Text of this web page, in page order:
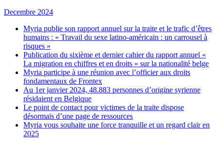
Decembre 2024
Myria publie son rapport annuel sur la traite et le trafic d’êtres
humains : « Travail du sexe latino-américain : un carrousel à
risques »
Publication du sixième et dernier cahier du rapport annuel «
La migration en chiffres et en droits » sur la nationalité belge
Myria participe à une réunion avec l’officier aux droits
fondamentaux de Frontex
Au 1er janvier 2024, 48.883 personnes d’origine syrienne
résidaient en Belgique
Le point de contact pour victimes de la traite dispose
désormais d’une page de ressources
Myria vous souhaite une force tranquille et un regard clair en
2025